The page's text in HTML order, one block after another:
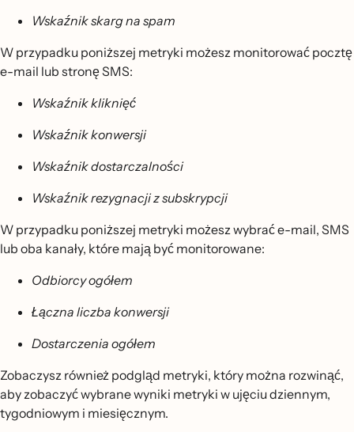
Wskaźnik skarg na spam
W przypadku poniższej metryki możesz monitorować pocztę
e-mail lub stronę SMS:
Wskaźnik kliknięć
Wskaźnik konwersji
Wskaźnik dostarczalności
Wskaźnik rezygnacji z subskrypcji
W przypadku poniższej metryki możesz wybrać e-mail, SMS
lub oba kanały, które mają być monitorowane:
Odbiorcy ogółem
Łączna liczba konwersji
Dostarczenia ogółem
Zobaczysz również podgląd metryki, który można rozwinąć,
aby zobaczyć wybrane wyniki metryki w ujęciu dziennym,
tygodniowym i miesięcznym.